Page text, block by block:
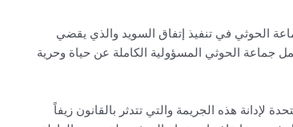
الحوثي في تنفيذ إتفاق السويد والذي يقضي
جماعة الحوثي المسؤولية الكاملة عن حياة وحرية
هذه الجريمة والتي تتدثر بالقانون زيفاً